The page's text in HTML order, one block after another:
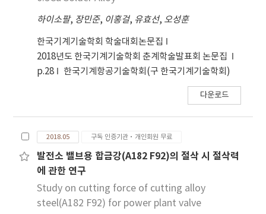
하이소팔, 장민준, 이홍걸, 유효선, 오성훈
한국기계기술학회 학술대회논문집
2018년도 한국기계기술학회 춘계학술발표회 논문집
p.28
한국기계항공기술학회(구 한국기계기술학회)
다운로드
2018.05 구독 인증기관·개인회원 무료
발전소 밸브용 합금강(A182 F92)의 절삭 시 절삭력
에 관한 연구
Study on cutting force of cutting alloy
steel(A182 F92) for power plant valve